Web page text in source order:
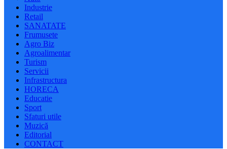
Industrie
Retail
SANATATE
Frumusete
Agro Biz
Agroalimentar
Turism
Servicii
Infrastructura
HORECA
Educatie
Sport
Sfaturi utile
Muzică
Editorial
CONTACT